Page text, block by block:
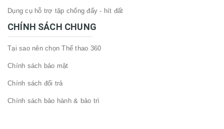
Dụng cụ hỗ trợ tập chống đẩy - hít đất
CHÍNH SÁCH CHUNG
Tại sao nên chọn Thể thao 360
Chính sách bảo mật
Chính sách đổi trả
Chính sách bảo hành & bảo trì